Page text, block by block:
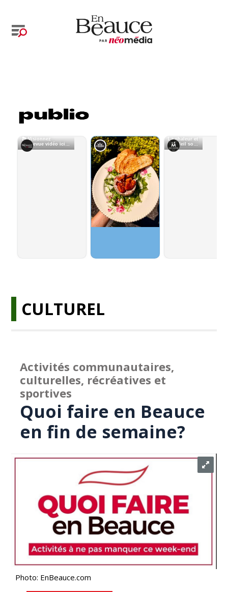
CULTUREL
Activités communautaires,
culturelles, récréatives et
sportives
Quoi faire en Beauce
en fin de semaine?
Photo: EnBeauce.com